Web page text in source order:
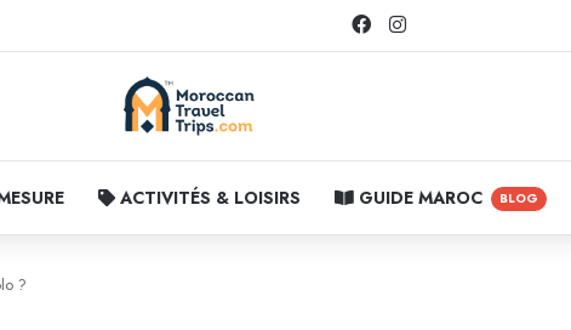
FacebookInstagram
ACTIVITÉS & LOISIRS GUIDE MAROC BLOG
?